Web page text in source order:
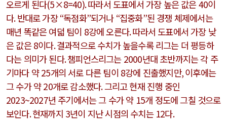
오르게 된다(5×8=40).따라서 도표에서 가장 높은 값은40이
다.반대로 가장“독점화”되거나 “집중화”된 경쟁 체제에서는
매년 똑같은 여덟 팀이 8강에 오른다.따라서 도표에서 가장 낮
은 값은8이다.결과적으로 수치가 높을수록 리그는 더 평등하
다는 의미가 된다.챔피언스리그는 2000년대 초반까지는 각 주
기마다 약25개의 서로 다른 팀이 8강에 진출했지만,이후에는
그 수가 약20개로 감소했다.그리고 현재 진행 중인
2023~2027년 주기에서는 그 수가 약 15개 정도에 그칠 것으로
보인다.현재까지 3년이 지난 시점의 수치는 12다.